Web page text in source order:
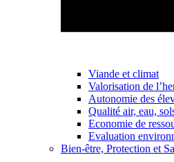
Viande et climat
Valorisation de
Autonomie des
Qualité air, eau,
Economie de
Evaluation
Bien-être, Protection et